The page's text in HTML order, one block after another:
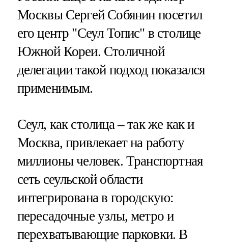
Москвы Сергей Собянин посетил
его центр "Сеул Топис" в столице
Южной Кореи. Столичной
делегации такой подход показался
применимым.
Сеул, как столица – так же как и
Москва, привлекает на работу
миллионы человек. Транспортная
сеть сеульской области
интегрирована в городскую:
пересадочные узлы, метро и
перехватывающие парковки. В